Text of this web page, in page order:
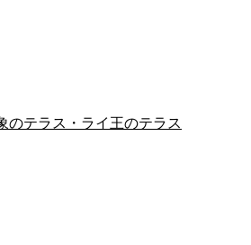
のテラス・ライ王のテラス